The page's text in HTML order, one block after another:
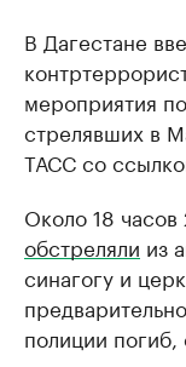
В Дагестане
мероприятия
стрелявших в
ТАСС со
Около 18
обстреляли из
синагогу и
полиции погиб,